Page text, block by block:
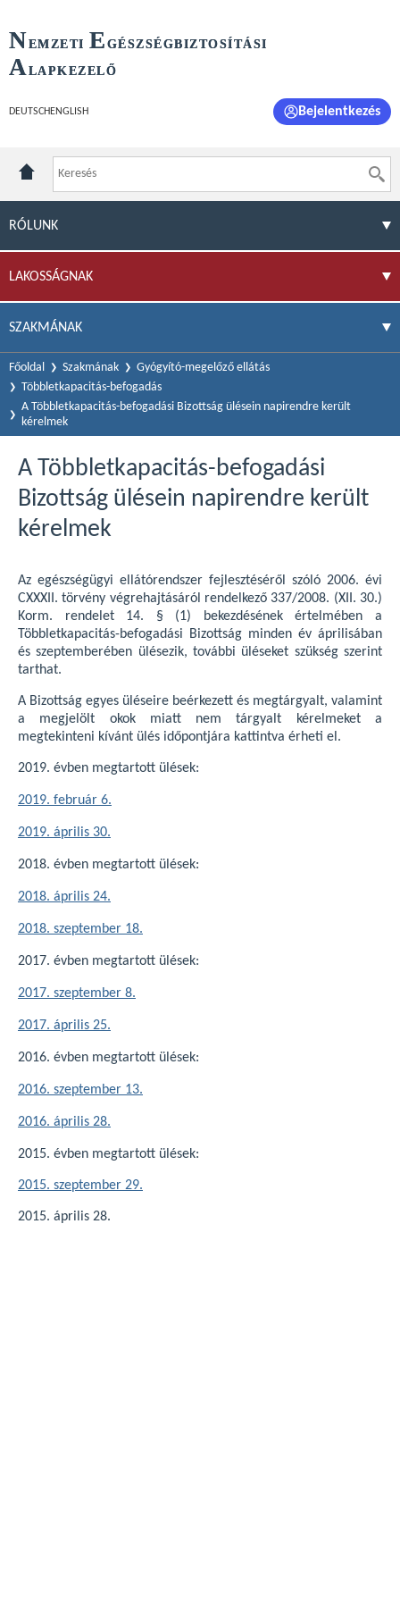
NEMZETI E GÉSZSÉGBIZTOSÍTÁSI
ALAPKEZELŐ
DEUTSCH ENGLISH Bejelentkezés
RÓLUNK
LAKOSSÁGNAK
SZAKMÁNAK
Főoldal Szakmának
Gyógyító-megelőző ellátás
Többletkapacitás-befogadás
A Többletkapacitás-befogadási Bizottság ülésein napirendre került
kérelmek
A Többletkapacitás-befogadási
Bizottság ülésein napirendre került
kérelmek
Az egészségügyi ellátórendszer fejlesztéséről szóló 2006. évi
CXXXII. törvény végrehajtásáról rendelkező 337/2008. (XII. 30.)
Korm. rendelet 14. § (1) bekezdésének értelmében a
Többletkapacitás-befogadási Bizottság minden év áprilisában
és szeptemberében ülésezik, további üléseket szükség szerint
tarthat.
A Bizottság egyes üléseire beérkezett és megtárgyalt, valamint
a megjelölt okok miatt nem tárgyalt kérelmeket a
megtekinteni kívánt ülés időpontjára kattintva érheti el.
2019. évben megtartott ülések:
2019. február 6.
2019. április 30.
2018. évben megtartott ülések:
2018. április 24.
2018. szeptember 18.
2017. évben megtartott ülések:
2017. szeptember 8.
2017. április 25.
2016. évben megtartott ülések:
2016. szeptember 13.
2016. április 28.
2015. évben megtartott ülések:
2015. szeptember 29.
2015. április 28.